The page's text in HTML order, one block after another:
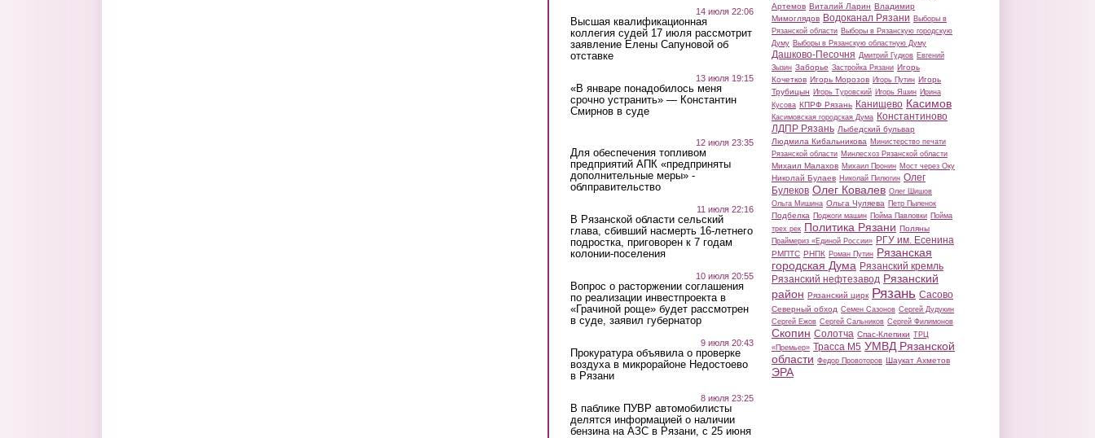
14 июля 22:06
Высшая квалификационная
коллегия судей 17 июля рассмотрит
заявление Елены Сапуновой об
отставке
13 июля 19:15
«В январе понадобилось меня
срочно устранить» — Константин
Смирнов в суде
12 июля 23:35
Для обеспечения топливом
предприятий АПК «предприняты
дополнительные меры» -
облправительство
11 июля 22:16
В Рязанской области сельский
глава, сбивший насмерть 16-летнего
подростка, приговорен к 7 годам
колонии-поселения
10 июля 20:55
Вопрос о расторжении соглашения
по реализации инвестпроекта в
«Грачиной роще» будет рассмотрен
в суде, заявил губернатор
9 июля 20:43
Прокуратура объявила о проверке
воздуха в микрорайоне Недостоево
в Рязани
8 июля 23:25
В паблике ПУВР автомобилисты
делятся информацией о наличии
бензина на АЗС в Рязани, с 25 июня
Артемов Виталий Ларин Владимир
Мимоглядов Водоканал Рязани Выборы в
Рязанской области Выборы в Рязанскую городскую
Думу Выборы в Рязанскую областную Думу
Дашково-Песочня Дмитрий Гудков Евгений
Зызин Заборье Застройка Рязани Игорь
Кочетков Игорь Морозов Игорь Путин Игорь
Трубицын Игорь Туровский Игорь Яшин Ирина
Кусова КПРФ Рязань Канищево Касимов
Касимовская городская Дума Константиново
ЛДПР Рязань Лыбедский бульвар
Людмила Кибальникова Министерство печати
Рязанской области Минлесхоз Рязанской области
Михаил Малахов Михаил Пронин Мост через Оку
Николай Булаев Николай Пилюгин Олег
Булеков Олег Ковалев Олег Шишов
Ольга Мишина Ольга Чуляева Петр Пыленок
Подбелка Поджоги машин Пойма Павловки Пойма
трех рек Политика Рязани Поляны
Праймериз «Единой России» РГУ им. Есенина
РМПТС РНПК Роман Путин Рязанская
городская Дума Рязанский кремль
Рязанский нефтезавод Рязанский
район Рязанский цирк Рязань Сасово
Северный обход Семен Сазонов Сергей Дудукин
Сергей Ежов Сергей Сальников Сергей Филимонов
Скопин Солотча Спас-Клепики ТРЦ
«Премьер» Трасса М5 УМВД Рязанской
области Федор Провоторов Шаукат Ахметов
ЭРА